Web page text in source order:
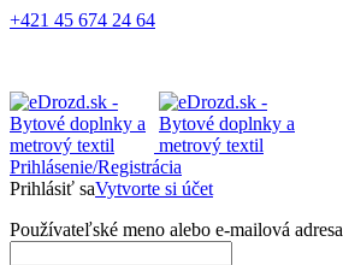
+421 45 674 24 64
Prihlásenie/Registrácia
Prihlásiť saVytvorte si účet
Používateľské meno alebo e-mailová adresa